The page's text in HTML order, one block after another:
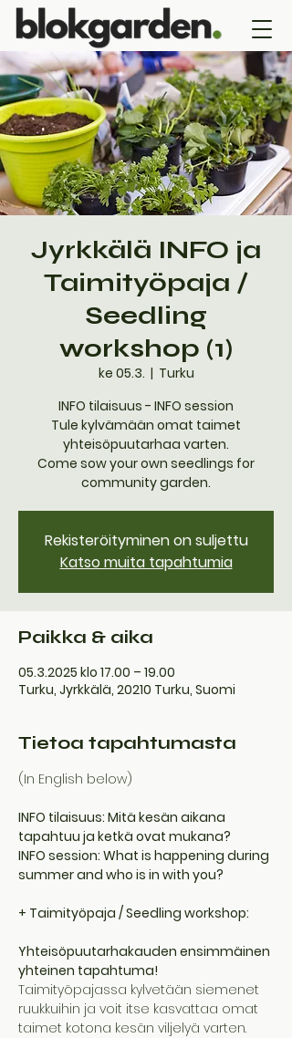
Jyrkkälä INFO ja
Taimityöpaja /
Seedling
workshop (1)
ke 05.3.
  |
Turku
INFO tilaisuus - INFO session
Tule kylvämään omat taimet
yhteisöpuutarhaa varten.
Come sow your own seedlings for
community garden.
Rekisteröityminen on suljettu
Katso muita tapahtumia
Paikka & aika
05.3.2025 klo 17.00 – 19.00
Turku, Jyrkkälä, 20210 Turku, Suomi
Tietoa tapahtumasta
(In English below)
INFO tilaisuus: Mitä kesän aikana
tapahtuu ja ketkä ovat mukana?
INFO session: What is happening during
summer and who is in with you?
+ Taimityöpaja / Seedling workshop:
Yhteisöpuutarhakauden ensimmäinen
yhteinen tapahtuma!
Taimityöpajassa kylvetään siemenet
ruukkuihin ja voit itse kasvattaa omat
taimet kotona kesän viljelyä varten.